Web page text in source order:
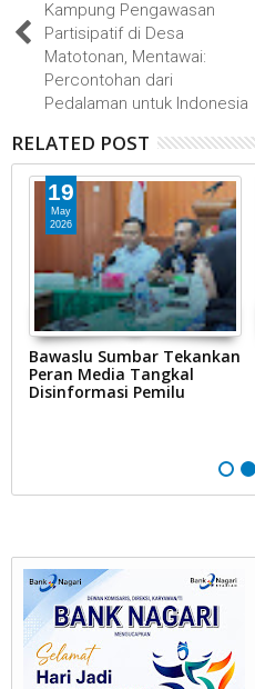
Kampung Pengawasan
Partisipatif di Desa
Matotonan, Mentawai:
Percontohan dari
Pedalaman untuk Indonesia
RELATED POST
19
May
2026
Bawaslu Sumbar Tekankan
Peran Media Tangkal
Disinformasi Pemilu